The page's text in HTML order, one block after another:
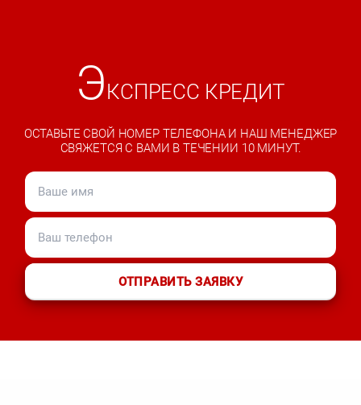
ЭКСПРЕСС КРЕДИТ
ОСТАВЬТЕ СВОЙ НОМЕР ТЕЛЕФОНА И НАШ МЕНЕДЖЕР
СВЯЖЕТСЯ С ВАМИ В ТЕЧЕНИИ 10 МИНУТ.